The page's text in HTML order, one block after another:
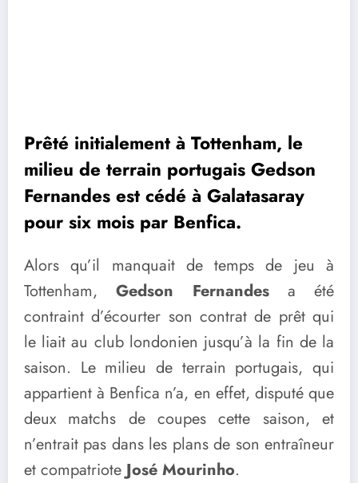
Prêté initialement à Tottenham, le
milieu de terrain portugais Gedson
Fernandes est cédé à Galatasaray
pour six mois par Benfica.
Alors qu’il manquait de temps de jeu à
Tottenham,Gedson Fernandesa été
contraint d’écourter son contrat de prêt qui
le liait au club londonien jusqu’à la fin de la
saison. Le milieu de terrain portugais, qui
appartient à Benfica n’a, en effet, disputé que
deux matchs de coupes cette saison, et
n’entrait pas dans les plans de son entraîneur
et compatrioteJosé Mourinho.